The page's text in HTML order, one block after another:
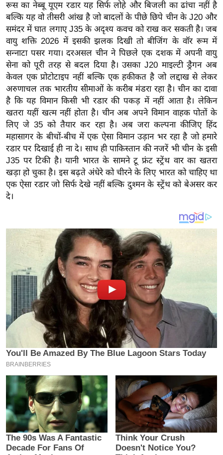
ष
ज्ञ
रा
य
ब
ज
ट
खे
ल
क्रि
के
ट
I
P
L
2
क्रा
इ
म
ई
-
प
र
मि
ल
बे
मि
सा
रूस का नेब्बू यूएम रडार यह सिर्फ लोहे और बिजली का ढांचा नहीं है
बल्कि यह वो तीसरी आंख है जो बादलों के पीछे छिपे चीन के J20 और
समंदर में घात लगाए J35 के अदृश्य कवच को राख कर सकती है। जब
वायु शक्ति 2026 में इसकी झलक दिखी तो बीजिंग के वॉर रूम में
सन्नाटा पसर गया। दरअसल चीन ने पिछले एक दशक में अपनी वायु
सेना को पूरी तरह से बदल दिया है। उसका J20 माइल्टी ड्रैगन अब
केवल एक प्रोटोटाइप नहीं बल्कि एक हकीकत है जो लद्दाख से लेकर
अरुणाचल तक भारतीय सीमाओं के करीब मंडरा रहा है। चीन का दावा
है कि यह विमान किसी भी रडार की पकड़ में नहीं आता है। लेकिन
खतरा यहीं खत्म नहीं होता है। चीन अब अपने विमान वाहक पोतों के
लिए जे 35 को तैयार कर रहा है। अब जरा कल्पना कीजिए हिंद
महासागर के बीचों-बीच में एक ऐसा विमान उड़ान भर रहा है जो हमारे
रडार पर दिखाई ही ना दे। साथ ही पाकिस्तान की नजरें भी चीन के इसी
J35 पर टिकी है। यानी भारत के सामने टू फ्रंट स्ट्रेंथ वार का खतरा
खड़ा हो चुका है। इस बढ़ते अंधेरे को चीरने के लिए भारत को चाहिए था
एक ऐसा रडार जो सिर्फ देखे नहीं बल्कि दुश्मन के स्ट्रेंथ को बेअसर कर
दे।